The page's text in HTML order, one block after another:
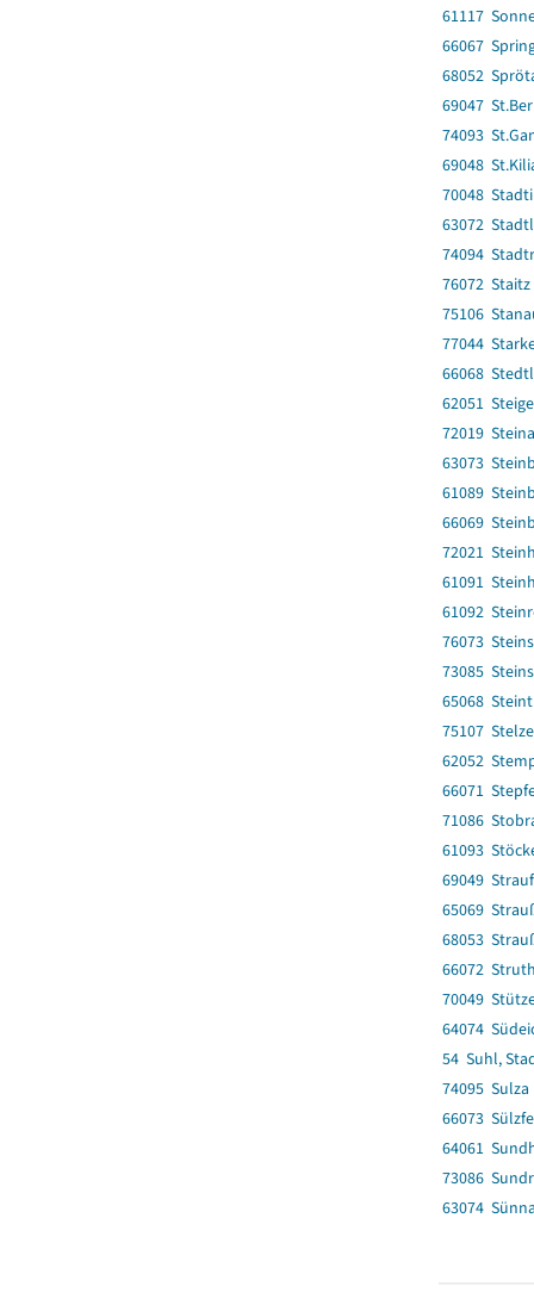
61117
66067
68052
69047
74093
69048
70048
63072
74094
76072 Staitz
75106
77044
66068
62051
72019
63073
61089
66069
72021
61091
61092
76073
73085
65068
75107
62052
66071
71086
61093
69049
65069
68053
66072
70049
64074
54 Suhl,
74095 Sulza
66073
64061
73086
63074